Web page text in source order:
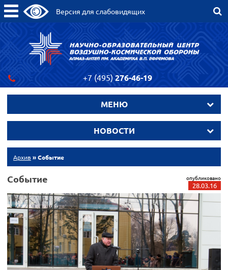
Версия для слабовидящих
+7 (495) 276-46-19
МЕНЮ
НОВОСТИ
Архив » Событие
Событие опубликовано
28.03.16